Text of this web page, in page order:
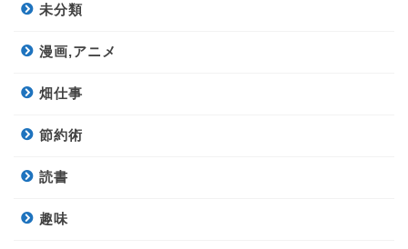
未分類
漫画,アニメ
畑仕事
節約術
読書
趣味